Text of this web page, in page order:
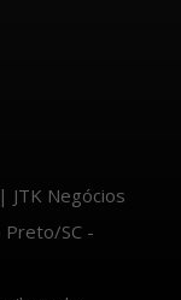
JTK Negócios
SC -